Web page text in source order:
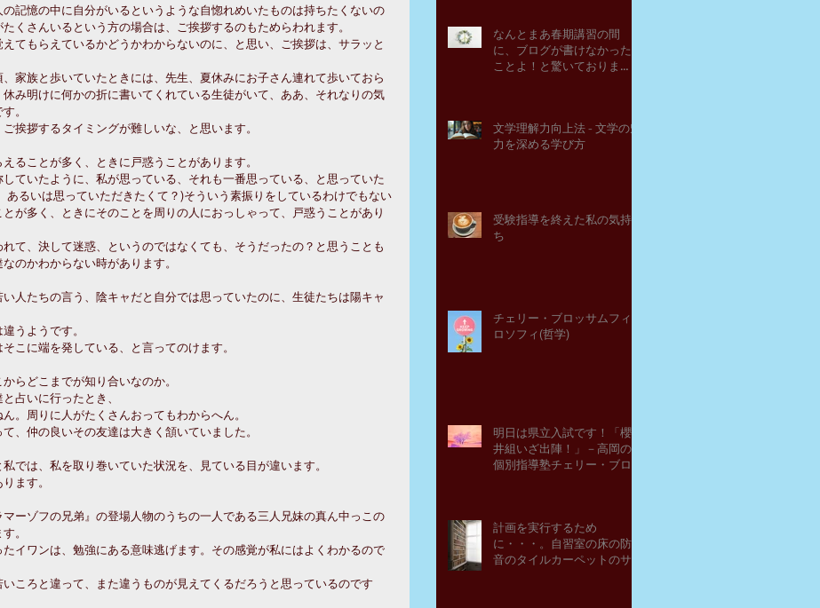
記憶の中に自分がいるというような自惚れめいたものは持ちたくないの
くさんいるという方の場合は、ご挨拶するのもためらわれます。
てもらえているかどうかわからないのに、と思い、ご挨拶は、サラッと
家族と歩いていたときには、先生、夏休みにお子さん連れて歩いておら
み明けに何かの折に書いてくれている生徒がいて、ああ、それなりの気
。
挨拶するタイミングが難しいな、と思います。
ることが多く、ときに戸惑うことがあります。
ていたように、私が思っている、それも一番思っている、と思っていた
あるいは思っていただきたくて？)そういう素振りをしているわけでもない
が多く、ときにそのことを周りの人におっしゃって、戸惑うことがあり
て、決して迷惑、というのではなくても、そうだったの？と思うことも
のかわからない時があります。
人たちの言う、陰キャだと自分では思っていたのに、生徒たちは陽キャ
うようです。
こに端を発している、と言ってのけます。
らどこまでが知り合いなのか。
占いに行ったとき、
。周りに人がたくさんおってもわからへん。
、仲の良いその友達は大きく頷いていました。
では、私を取り巻いていた状況を、見ている目が違います。
ます。
ーゾフの兄弟』の登場人物のうちの一人である三人兄妹の真ん中っこの
。
イワンは、勉強にある意味逃げます。その感覚が私にはよくわかるので
ころと違って、また違うものが見えてくるだろうと思っているのです
なんとまあ春期講習の間
に、ブログが書けなかった
ことよ！と驚いておりま
文学理解力向上法 - 文学の魅
力を深める学び方
受験指導を終えた私の気持
ち
チェリー・ブロッサムフィ
ロソフィ(哲学)
明日は県立入試です！「櫻
井組いざ出陣！」－高岡の
個別指導塾チェリー・ブロ
計画を実行するため
に・・・。自習室の床の防
音のタイルカーペットのサ